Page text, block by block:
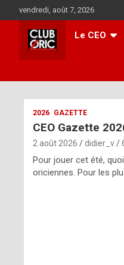
to
content
vendredi, août 7, 2026
Le CEO
2026 GAZETTE
CEO Gazette
2 août 2026 didier_v
Pour jouer cet été,
oriciennes. Pour les